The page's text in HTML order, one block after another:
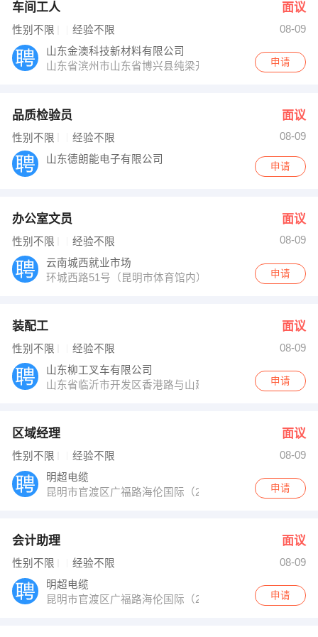
车间工人 面议
性别不限 经验不限
08-09
山东金澳科技新材料有限公司
山东省滨州市山东省博兴县纯梁开发区
申请
品质检验员 面议
性别不限 经验不限
08-09
山东德朗能电子有限公司
申请
办公室文员 面议
性别不限 经验不限
08-09
云南城西就业市场
环城西路51号（昆明市体育馆内）
申请
装配工 面议
性别不限 经验不限
08-09
山东柳工叉车有限公司
山东省临沂市开发区香港路与山建路交汇处
申请
区域经理 面议
性别不限 经验不限
08-09
明超电缆
昆明市官渡区广福路海伦国际（2号地）7座28层申请
会计助理 面议
性别不限 经验不限
08-09
明超电缆
昆明市官渡区广福路海伦国际（2号地）7座28层申请